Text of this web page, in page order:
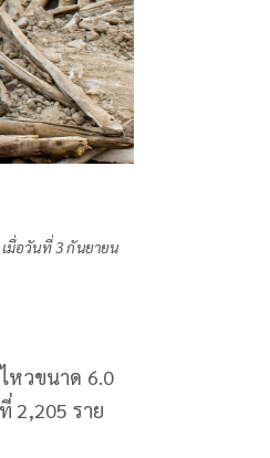
มื่อวันที่ 3 กันยายน
หวขนาด 6.0
2,205 ราย